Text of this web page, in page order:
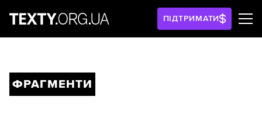
ПІДТРИМАТИ
ФРАГМЕНТИ